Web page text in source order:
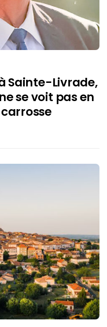
Sainte-Livrade,
se voit pas en